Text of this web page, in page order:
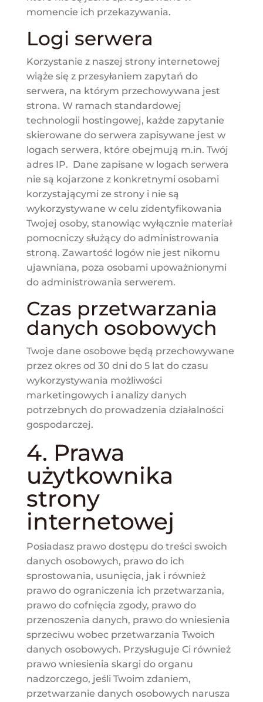
momencie ich przekazywania.
Logi serwera
Korzystanie z naszej strony internetowej
wiąże się z przesyłaniem zapytań do
serwera, na którym przechowywana jest
strona. W ramach standardowej
technologii hostingowej, każde zapytanie
skierowane do serwera zapisywane jest w
logach serwera, które obejmują m.in. Twój
adres IP. Dane zapisane w logach serwera
nie są kojarzone z konkretnymi osobami
korzystającymi ze strony i nie są
wykorzystywane w celu zidentyfikowania
Twojej osoby, stanowiąc wyłącznie materiał
pomocniczy służący do administrowania
stroną. Zawartość logów nie jest nikomu
ujawniana, poza osobami upoważnionymi
do administrowania serwerem.
Czas przetwarzania
danych osobowych
Twoje dane osobowe będą przechowywane
przez okres od 30 dni do 5 lat do czasu
wykorzystywania możliwości
marketingowych i analizy danych
potrzebnych do prowadzenia działalności
gospodarczej.
4. Prawa
użytkownika
strony
internetowej
Posiadasz prawo dostępu do treści swoich
danych osobowych, prawo do ich
sprostowania, usunięcia, jak i również
prawo do ograniczenia ich przetwarzania,
prawo do cofnięcia zgody, prawo do
przenoszenia danych, prawo do wniesienia
sprzeciwu wobec przetwarzania Twoich
danych osobowych. Przysługuje Ci również
prawo wniesienia skargi do organu
nadzorczego, jeśli Twoim zdaniem,
przetwarzanie danych osobowych narusza